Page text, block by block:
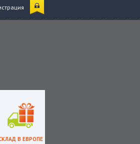
В ЕВРОПЕ